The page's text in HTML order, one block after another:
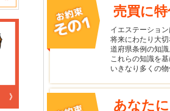
売買に
イエステーショ
将来にわたり大
道府県条例の知
これらの知識を
いきなり多くの
あなた